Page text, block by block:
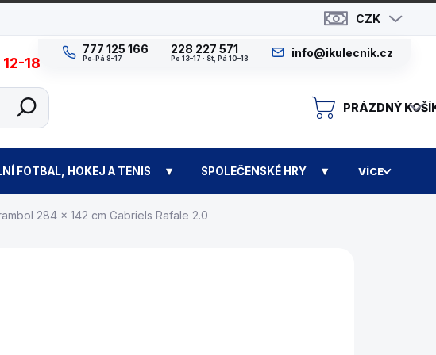
777 125 166
Po–Pá 8–17
228 227 571
Po 13–17 · St, Pá 10–18 info@ikulecnik.cz
CZK
12-18
PRÁZDNÝ
FOTBAL, HOKEJ A TENIS SPOLEČENSKÉ HRY VÍCE
284 x 142 cm Gabriels Rafale 2.0